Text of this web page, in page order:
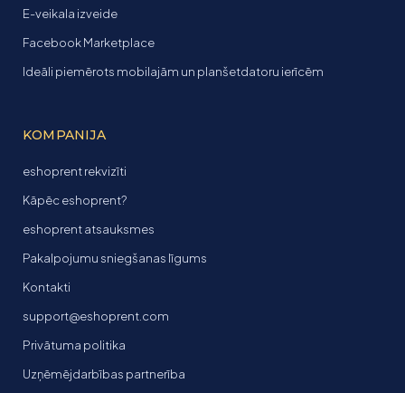
E-veikala izveide
Facebook Marketplace
Ideāli piemērots mobilajām un planšetdatoru ierīcēm
KOMPANIJA
eshoprent rekvizīti
Kāpēc eshoprent?
eshoprent atsauksmes
Pakalpojumu sniegšanas līgums
Kontakti
support@eshoprent.com
Privātuma politika
Uzņēmējdarbības partnerība